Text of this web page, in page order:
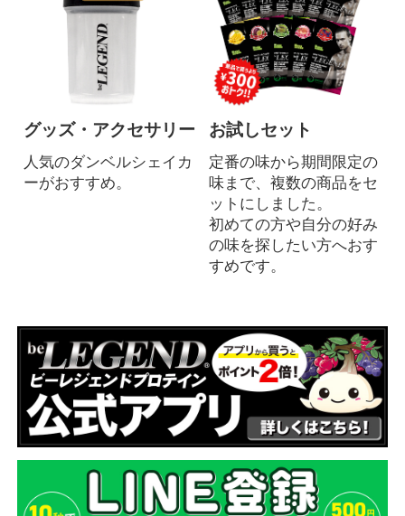
グッズ・アクセサリー
人気のダンベルシェイカ
ーがおすすめ。
お試しセット
定番の味から期間限定の
味まで、複数の商品をセ
ットにしました。
初めての方や自分の好み
の味を探したい方へおす
すめです。